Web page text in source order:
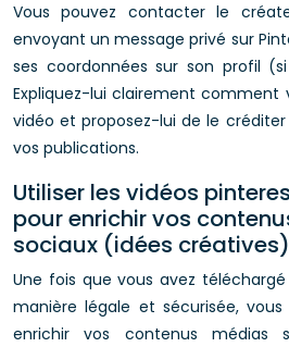
Vous pouvez contacter le
envoyant un message privé sur
ses coordonnées sur son profil
Expliquez-lui clairement comment
vidéo et proposez-lui de le
vos publications.
Utiliser les vidéos
pour enrichir vos
sociaux (idées créatives)
Une fois que vous avez
manière légale et sécurisée,
enrichir vos contenus médias